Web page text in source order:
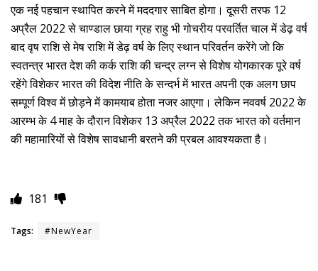
एक नई पहचान स्थापित करने में मददगार साबित होगा। दूसरी तरफ 12
अप्रैल 2022 से चाण्डाल छाया ग्रह राहु भी गोचरीय परवर्तित चाल में डेढ़ वर्ष
बाद वृष राशि से मेष राशि में डेढ़ वर्ष के लिए स्थान परिवर्तन करेंगे जो कि
स्वतन्त्र भारत देश की कर्क राशि की चन्द्र लग्न से विशेष योगकारक पूरे वर्ष
रहेंगे विशेकर भारत की विदेश नीति के सन्दर्भ में भारत अपनी एक अलग छाप
सम्पूर्ण विश्व में छोड़ने में कामयाब होता नजर आएगा। लेकिन नववर्ष 2022 के
आरम्भ के 4 माह के दौरान विशेकर 13 अप्रैल 2022 तक भारत को वर्तमान
की महामारियों से विशेष सावधानी बरतने की प्रबल आवश्यकता है।
181
Tags: #NewYear